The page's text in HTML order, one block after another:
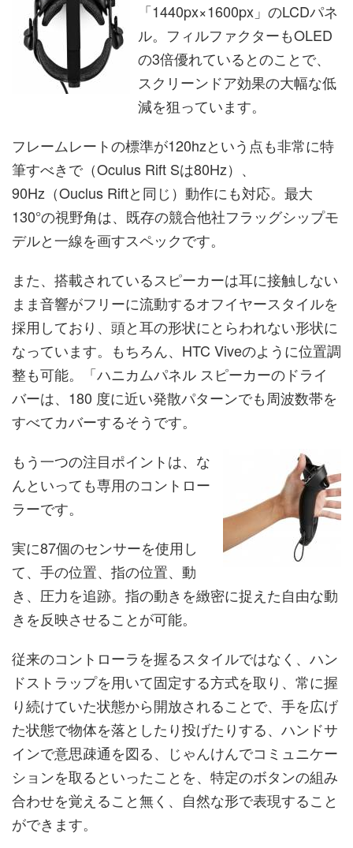
「1440px×1600px」のLCDパネ
ル。フィルファクターもOLED
の3倍優れているとのことで、
スクリーンドア効果の大幅な低
減を狙っています。
フレームレートの標準が120hzという点も非常に特
筆すべきで（Oculus Rift Sは80Hz）、
90Hz（Ouclus Riftと同じ）動作にも対応。最大
130°の視野角は、既存の競合他社フラッグシップモ
デルと一線を画すスペックです。
また、搭載されているスピーカーは耳に接触しない
まま音響がフリーに流動するオフイヤースタイルを
採用しており、頭と耳の形状にとらわれない形状に
なっています。もちろん、HTC Viveのように位置調
整も可能。「ハニカムパネル スピーカーのドライ
バーは、180 度に近い発散パターンでも周波数帯を
すべてカバーするそうです。
もう一つの注目ポイントは、な
んといっても専用のコントロー
ラーです。
実に87個のセンサーを使用し
て、手の位置、指の位置、動
き、圧力を追跡。指の動きを緻密に捉えた自由な動
きを反映させることが可能。
従来のコントローラを握るスタイルではなく、ハン
ドストラップを用いて固定する方式を取り、常に握
り続けていた状態から開放されることで、手を広げ
た状態で物体を落としたり投げたりする、ハンドサ
インで意思疎通を図る、じゃんけんでコミュニケー
ションを取るといったことを、特定のボタンの組み
合わせを覚えること無く、自然な形で表現すること
ができます。